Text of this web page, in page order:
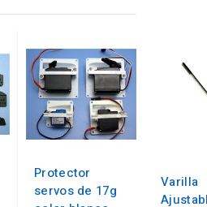
Protector
servos de 17g
Varilla